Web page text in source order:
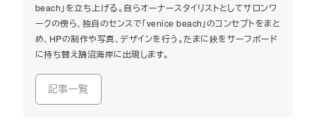
beach」を立ち上げる。自らオーナースタイリストとしてサロンワ
ークの傍ら、独自のセンスで「venice beach」のコンセプトをまと
め、HPの制作や写真、デザインを行う。たまに鋏をサーフボード
に持ち替え鵠沼海岸に出現します。
記事一覧